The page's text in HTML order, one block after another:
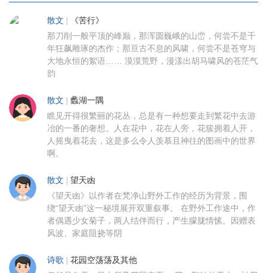
散文 《苦行》
那刀削一般平顶的峰巅，那浑圆巍峨的山峦，何尝不是千
年狂飙雕琢的杰作；那亘古不息的风啸，何尝不是苍穹与
大地永恒的絮语…… 漠漠荒野，漫漾出胡马啸风的苍茫气
韵
散文 蠡湖一隅
瞧见开得很繁丽的花丛，总是有一种想要走到繁花中去游
冶的一番的奢想。人在花中，花在人旁，花簇拥着人开，
人摇曳着花去，这是多么令人羡慕且神往的图画中的世界
啊。
散文 望天凼
《望天凼》以作者在梵净山野外工作的经历为背景，围
绕“望天凼”这一秘境展开双重叙事。 在野外工作途中，作
者偶遇少女菊子，两人结伴而行，产生朦胧情愫。因赠表
风波、家庭阻挠等阴
诗歌 花园空荡荡及其他